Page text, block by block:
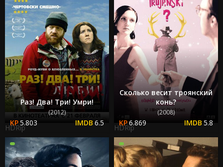
Раз! Два! Три! Умри!
(2012)
5.803 6.5
HDRip
Сколько весит троянский
конь?
(2008)
6.869 5.8
HDRip